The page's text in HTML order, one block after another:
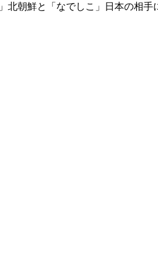
朝鮮と「なでしこ」日本の相